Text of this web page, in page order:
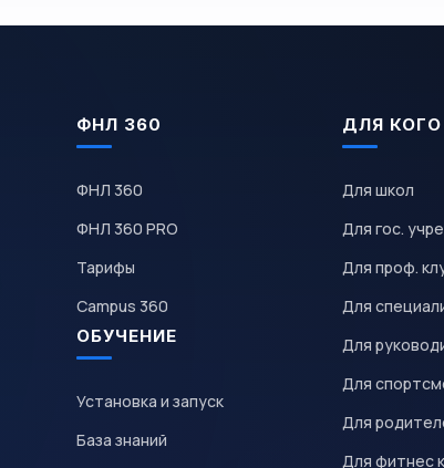
ФНЛ 360
ФНЛ 360
ФНЛ 360 PRO
Тарифы
Campus 360
ОБУЧЕНИЕ
Установка и запуск
База знаний
ДЛЯ КОГО
Для школ
Для гос.
Для проф.
Для
Для
Для
Для
Для фитнес